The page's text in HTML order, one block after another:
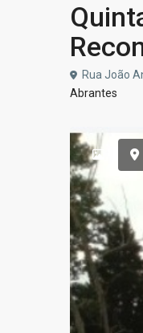
Rua João
Abrantes